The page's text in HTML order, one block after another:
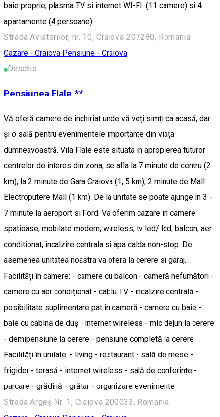
baie proprie, plasma TV si internet WI-FI. (11 camere) si 4
apartamente (4 persoane).
Strada Aviatorilor, nr. 10, Craiova 207280, Romania
Cazare - Craiova Pensiune - Craiova
Deschis
Pensiunea Flale **
Vă oferă camere de închiriat unde vă veți simți ca acasă, dar
și o sală pentru evenimentele importante din viața
dumneavoastră. Vila Flale este situata in apropierea tuturor
centrelor de interes din zona; se afla la 7 minute de centru (2
km), la 2 minute de Gara Craiova (1, 5 km), 2 minute de Mall
Electroputere Mall (1 km). De la unitate se poate ajunge in 3 -
7 minute la aeroport si Ford. Va oferim cazare in camere
spatioase, mobilate modern, wireless, tv led/ lcd, balcon, aer
conditionat, incalzire centrala si apa calda non-stop. De
asemenea unitatea noastra va ofera la cerere si garaj.
Facilități în camere: - camere cu balcon - cameră nefumători -
camere cu aer condiționat - cablu TV - încalzire centrală -
posibilitate suplimentare pat în cameră - camere cu baie -
baie cu cabină de duș - internet wireless - mic dejun la cerere
- demipensiune la cerere - pensiune completă la cerere
Facilități în unitate: - living - restaurant - sală de mese -
frigider - terasă - internet wireless - sală de conferințe -
parcare - grădină - grătar - organizare evenimente
Strada Argeș Nr. 1, Craiova 200033, Romania